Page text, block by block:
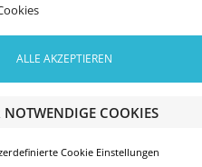
ALLE AKZEPTIEREN
NOTWENDIGE COOKIES
Cookie Einstellungen